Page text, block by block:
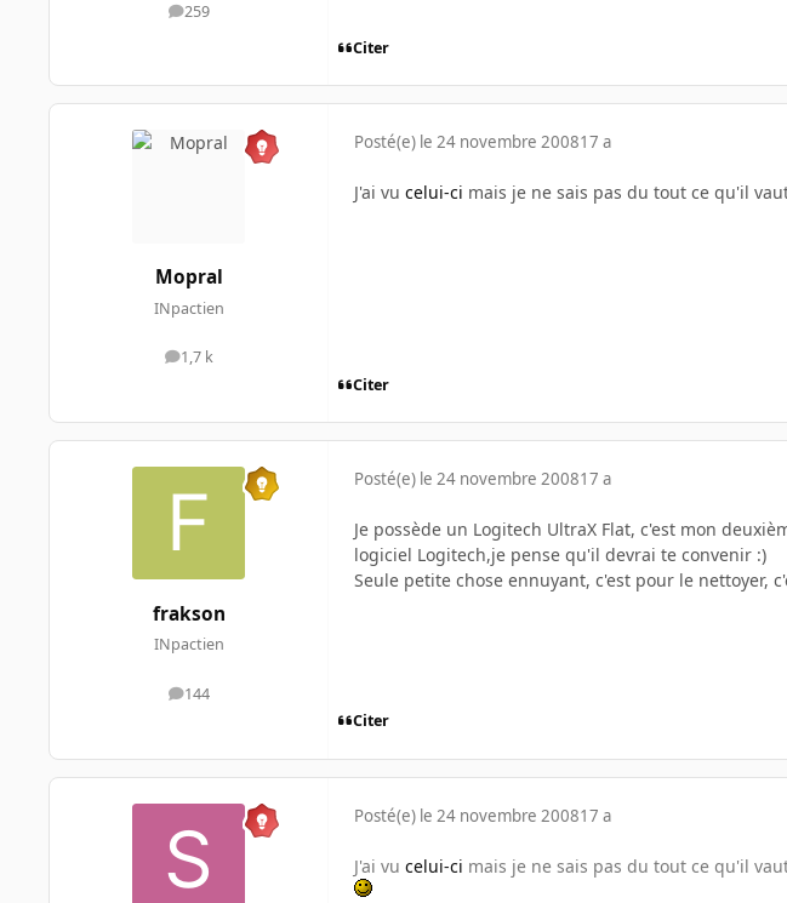
259
messages
Citer
Mopral
INpactien
1,7 k
messages
Posté(e) le 24 novembre 200817 a
J'ai vu celui-ci mais je ne sais pas du tout ce qu'il
Citer
frakson
INpactien
144
messages
Posté(e) le 24 novembre 200817 a
Je possède un Logitech UltraX Flat, c'est mon
logiciel Logitech,je pense qu'il devrai te convenir :)
Seule petite chose ennuyant, c'est pour le nettoyer,
Citer
Posté(e) le 24 novembre 200817 a
J'ai vu celui-ci mais je ne sais pas du tout ce qu'il